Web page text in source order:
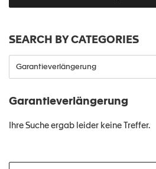
SEARCH BY CATEGORIES
Garantieverlängerung
Ihre Suche ergab leider keine Treffer.